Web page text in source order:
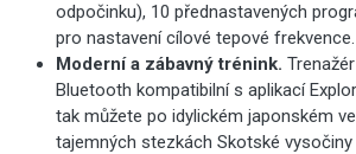
odpočinku), 10 přednastavených
pro nastavení cílové tepové frekvence.
Moderní a zábavný trénink.
Bluetooth kompatibilní s aplikací
tak můžete po idylickém japonském
tajemných stezkách Skotské vysočiny